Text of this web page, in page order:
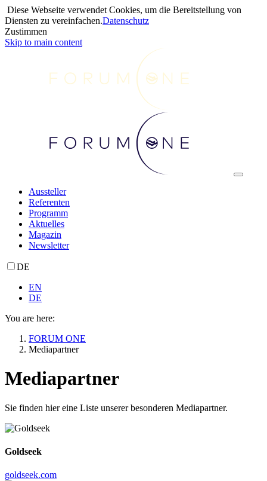
Diese Webseite verwendet Cookies, um die Bereitstellung von
Diensten zu vereinfachen.Datenschutz
Zustimmen
Skip to main content
Aussteller
Referenten
Programm
Aktuelles
Magazin
Newsletter
DE
EN
DE
You are here:
FORUM ONE
Mediapartner
Mediapartner
Sie finden hier eine Liste unserer besonderen Mediapartner.
Goldseek
goldseek.com